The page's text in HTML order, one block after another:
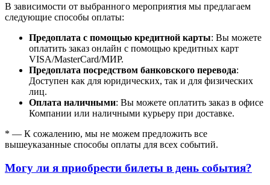
В зависимости от выбранного мероприятия мы предлагаем
следующие способы оплаты:
Предоплата с помощью кредитной карты: Вы можете
оплатить заказ онлайн с помощью кредитных карт
VISA/MasterСard/МИР.
Предоплата посредством банковского перевода:
Доступен как для юридических, так и для физических
лиц.
Оплата наличными: Вы можете оплатить заказ в офисе
Компании или наличными курьеру при доставке.
* — К сожалению, мы не можем предложить все
вышеуказанные способы оплаты для всех событий.
Могу ли я приобрести билеты в день события?